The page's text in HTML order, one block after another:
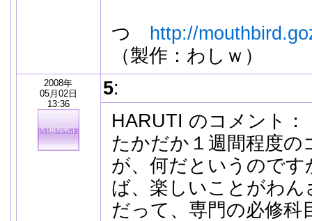
つ
http://
（製作：わしｗ）
2008年
05月02日
13:36
5:
HARUTI のコメント：
たかだか１週間程度の
が、何だというのです
ば、楽しいことがわ
だって、専門の必修科